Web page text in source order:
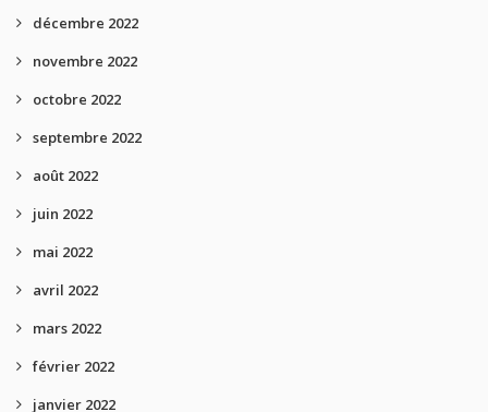
décembre 2022
novembre 2022
octobre 2022
septembre 2022
août 2022
juin 2022
mai 2022
avril 2022
mars 2022
février 2022
janvier 2022